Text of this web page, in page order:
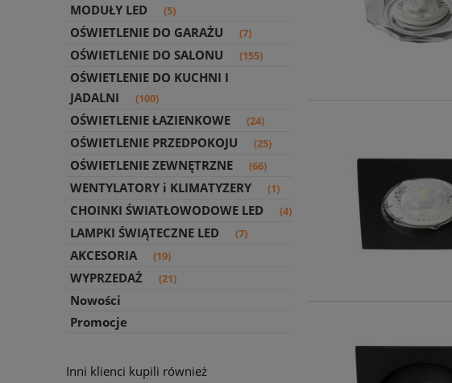
MODUŁY LED (5)
OŚWIETLENIE DO GARAŻU (7)
OŚWIETLENIE DO SALONU (155)
OŚWIETLENIE DO KUCHNI I
JADALNI
(100)
OŚWIETLENIE ŁAZIENKOWE (24)
OŚWIETLENIE PRZEDPOKOJU (25)
OŚWIETLENIE ZEWNĘTRZNE (66)
WENTYLATORY i KLIMATYZERY (1)
CHOINKI ŚWIATŁOWODOWE LED (4)
LAMPKI ŚWIĄTECZNE LED (7)
AKCESORIA (19)
WYPRZEDAŻ (21)
Nowości
Promocje
Inni klienci kupili również